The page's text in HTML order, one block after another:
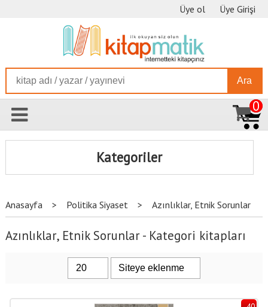
Üye ol Üye Girişi
Ara
0
Kategoriler
Anasayfa > Politika Siyaset > Azınlıklar, Etnik Sorunlar
Azınlıklar, Etnik Sorunlar - Kategori kitapları